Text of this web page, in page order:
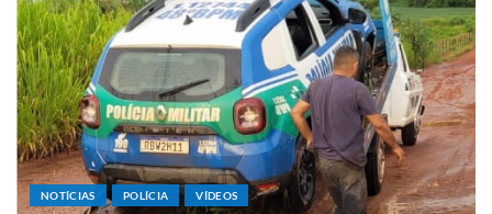
NOTÍCIAS POLÍCIA VÍDEOS